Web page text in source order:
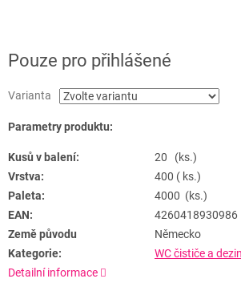
Pouze pro přihlášené
Varianta
Parametry produktu:
Kusů v balení:
20 (ks.)
Vrstva:
400 ( ks.)
Paleta:
4000 (ks.)
EAN:
4260418930986
Země původu
Německo
Kategorie:
WC čističe a
Detailní informace